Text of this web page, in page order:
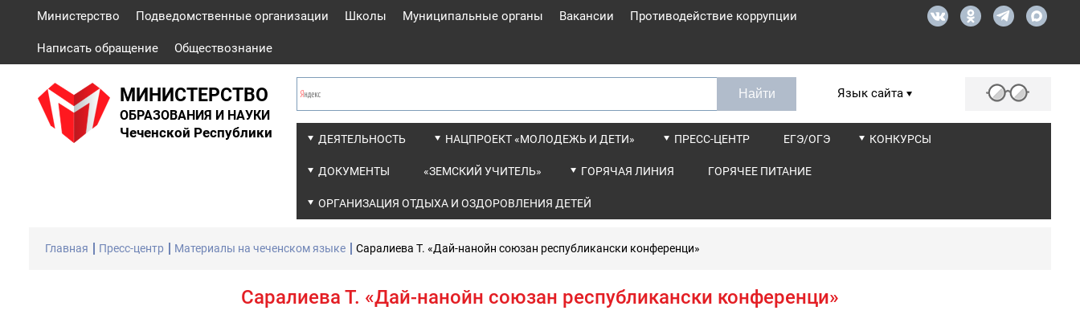
Министерство Подведомственные организации Школы Муниципальные органы Вакансии Противодействие коррупции
Написать обращение Обществознание
МИНИСТЕРСТВО
ОБРАЗОВАНИЯ И НАУКИ
Чеченской Республики
Язык сайта
ДЕЯТЕЛЬНОСТЬ НАЦПРОЕКТ «МОЛОДЕЖЬ И ДЕТИ» ПРЕСС-ЦЕНТР ЕГЭ/ОГЭ КОНКУРСЫ
ДОКУМЕНТЫ «ЗЕМСКИЙ УЧИТЕЛЬ» ГОРЯЧАЯ ЛИНИЯ ГОРЯЧЕЕ ПИТАНИЕ
ОРГАНИЗАЦИЯ ОТДЫХА И ОЗДОРОВЛЕНИЯ ДЕТЕЙ
Главная Пресс-центр Материалы на чеченском языке Саралиева Т. «Дай-нанойн союзан республикански конференци»
Саралиева Т. «Дай-нанойн союзан республикански конференци»